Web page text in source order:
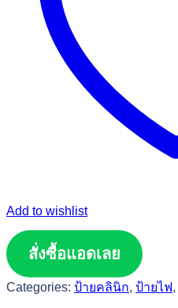
Add to wishlist
สั่งซื้อแอดเลย
Categories: ป้ายคลินิก, ป้ายไฟ,